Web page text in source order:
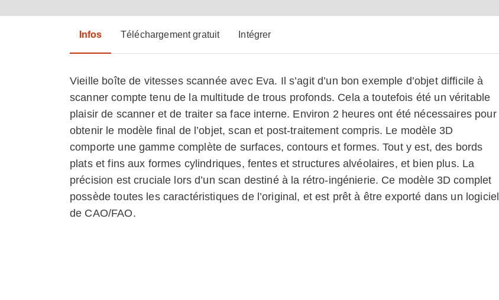
Infos Téléchargement gratuit Intégrer
Vieille boîte de vitesses scannée avec Eva. Il s’agit d’un bon exemple d’objet difficile à
scanner compte tenu de la multitude de trous profonds. Cela a toutefois été un véritable
plaisir de scanner et de traiter sa face interne. Environ 2 heures ont été nécessaires pour
obtenir le modèle final de l’objet, scan et post-traitement compris. Le modèle 3D
comporte une gamme complète de surfaces, contours et formes. Tout y est, des bords
plats et fins aux formes cylindriques, fentes et structures alvéolaires, et bien plus. La
précision est cruciale lors d’un scan destiné à la rétro-ingénierie. Ce modèle 3D complet
possède toutes les caractéristiques de l’original, et est prêt à être exporté dans un logiciel
de CAO/FAO.